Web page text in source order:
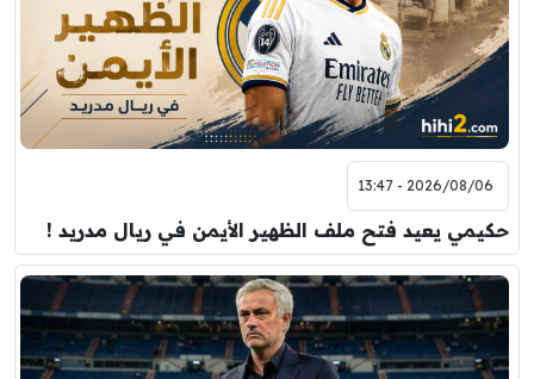
2026/08/06 - 13:47
حكيمي يعيد فتح ملف الظهير الأيمن في ريال مدريد !